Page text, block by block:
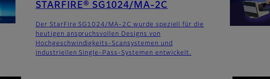
STARFIRE® SG1024/MA-2C
Der StarFire SG1024/MA-2C wurde speziell für die
heutigen anspruchsvollen Designs von
Hochgeschwindigkeits-Scansystemen und
industriellen Single-Pass-Systemen entwickelt.